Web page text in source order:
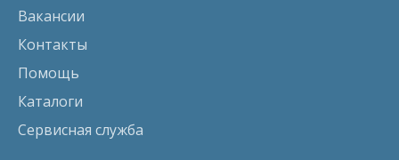
Вакансии
Контакты
Помощь
Каталоги
Сервисная служба